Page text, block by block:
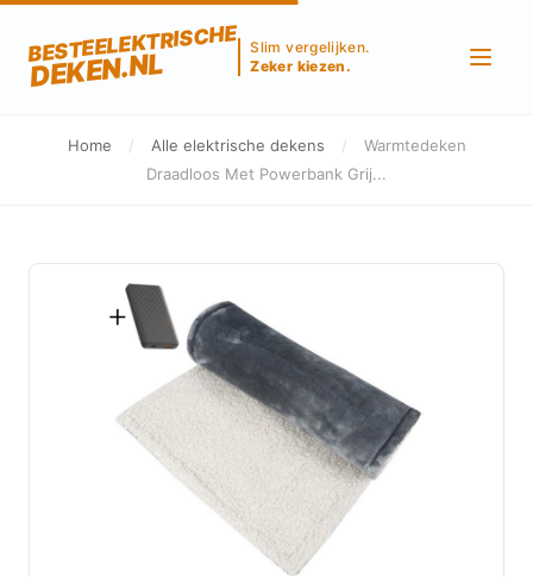
BESTEELEKTRISCHE
DEKEN.NL
Slim vergelijken.
Zeker kiezen.
Home / Alle elektrische dekens /
Warmtedeken
Draadloos Met Powerbank Grij...